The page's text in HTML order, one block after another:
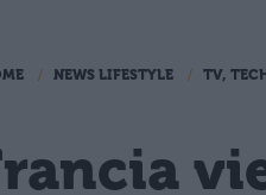
NEWS LIFESTYLE TV,